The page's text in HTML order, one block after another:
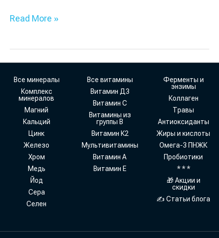
Read More »
Все минералы
Комплекс
минералов
Магний
Кальций
Цинк
Железо
Хром
Медь
Йод
Сера
Селен
Все витамины
Витамин Д3
Витамин С
Витамины из
группы В
Витамин К2
Мультивитамины
Витамин А
Витамин Е
Ферменты и
энзимы
Коллаген
Травы
Антиоксиданты
Жиры и кислоты
Омега-3 ПНЖК
Пробиотики
* * *
🎁 Акции и
скидки
✍ Статьи блога